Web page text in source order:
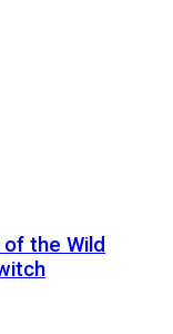
the Wild